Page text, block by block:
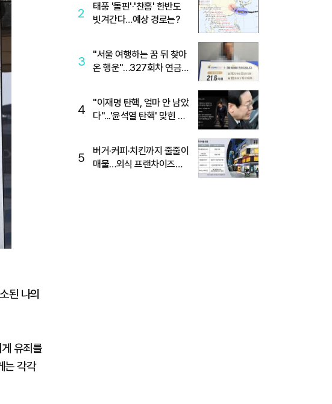
된 나의
유죄를
는 각각
2
태풍 '돌핀'·'찬홈' 한반도
빗겨간다…예상 경로는?
3
"서울 여행하는 꿈 뒤 찾아
온 행운"…327회차 연금
4
"이재명 탄핵, 얼마 안 남았
다"...'윤석열 탄핵' 맞힌 무
5
버거·커피·치킨까지 줄줄이
매물…외식 프랜차이즈